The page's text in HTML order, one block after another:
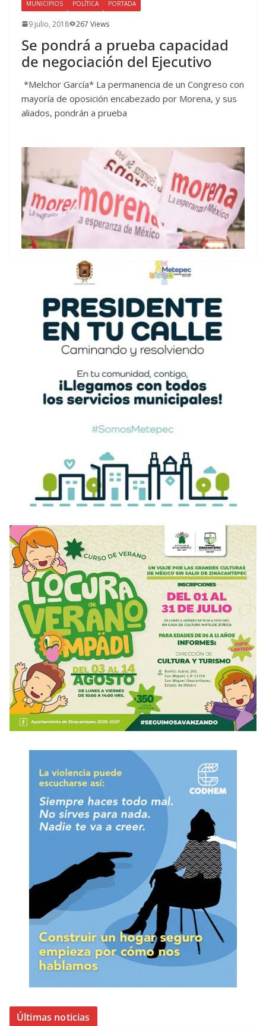
MUNICIPIOS POLÍTICA PORTADA
9 julio, 2018 267 Views
Se pondrá a prueba capacidad
de negociación del Ejecutivo
*Melchor García* La permanencia de un Congreso con
mayoría de oposición encabezado por Morena, y sus
aliados, pondrán a prueba
Últimas noticias